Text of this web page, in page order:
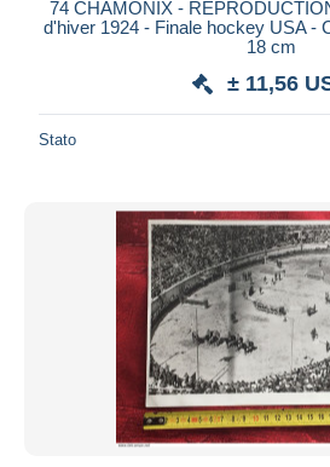
74 CHAMONIX -
d'hiver 1924 - Finale hockey USA -
18 cm
± 11,56
Stato